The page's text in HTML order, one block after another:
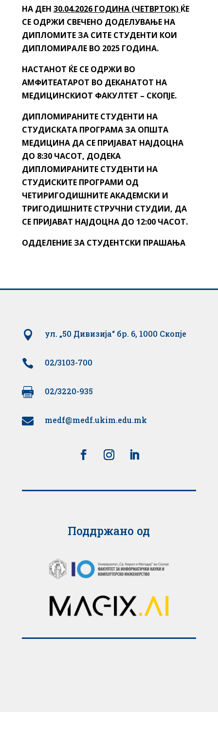
НА ДЕН 30.04.2026 ГОДИНА (ЧЕТВРТОК) ЌЕ
СЕ ОДРЖИ СВЕЧЕНО ДОДЕЛУВАЊЕ НА
ДИПЛОМИТЕ ЗА СИТЕ СТУДЕНТИ КОИ
ДИПЛОМИРАЛЕ ВО 2025 ГОДИНА.
НАСТАНОТ ЌЕ СЕ ОДРЖИ ВО
АМФИТЕАТАРОТ ВО ДЕКАНАТОТ НА
МЕДИЦИНСКИОТ ФАКУЛТЕТ – СКОПЈЕ.
ДИПЛОМИРАНИТЕ СТУДЕНТИ НА
СТУДИСКАТА ПРОГРАМА ЗА ОПШТА
МЕДИЦИНА ДА СЕ ПРИЈАВАТ НАЈДОЦНА
ДО 8:30 ЧАСОТ, ДОДЕКА
ДИПЛОМИРАНИТЕ СТУДЕНТИ НА
СТУДИСКИТЕ ПРОГРАМИ ОД
ЧЕТИРИГОДИШНИТЕ АКАДЕМСКИ И
ТРИГОДИШНИТЕ СТРУЧНИ СТУДИИ, ДА
СЕ ПРИЈАВАТ НАЈДОЦНА ДО 12:00 ЧАСОТ.
ОДДЕЛЕНИЕ ЗА СТУДЕНТСКИ ПРАШАЊА
 ул. „50 Дивизија“ бр. 6, 1000 Скопје
 02/3103-700
 02/3220-935
 medf@medf.ukim.edu.mk
Поддржано од